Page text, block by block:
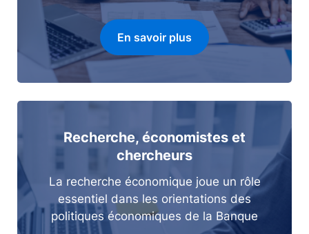
En savoir plus
Recherche, économistes et
chercheurs
La recherche économique joue un rôle
essentiel dans les orientations des
politiques économiques de la Banque